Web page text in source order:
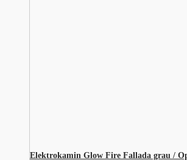
Elektrokamin Glow Fire Fallada grau /